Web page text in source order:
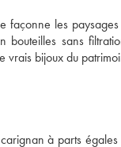
les
bouteilles sans
vrais bijoux du
à parts